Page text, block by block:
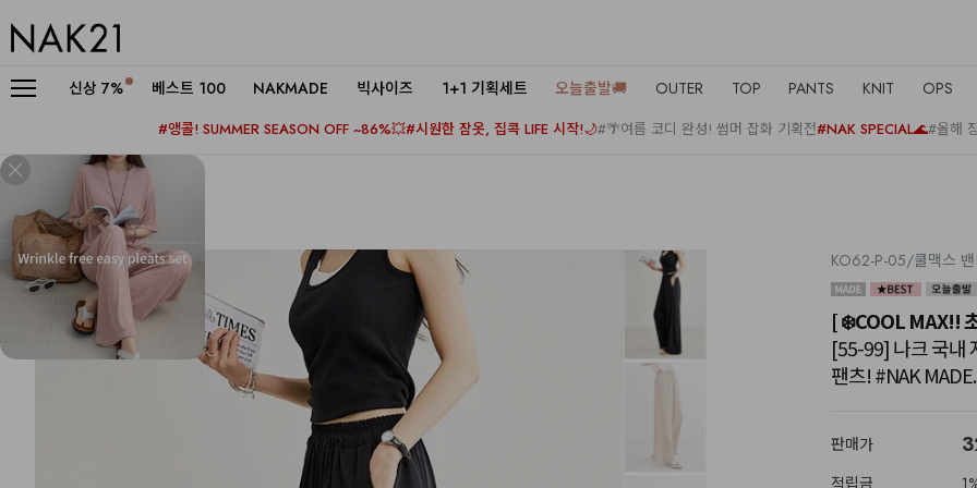
신상 7% 베스트 100 NAKMADE 빅사이즈 1+1 기획세트 오늘출발🚚 OUTER TOP PANTS KNIT OPS
#앵콜! SUMMER SEASON OFF ~86%💥#시원한 잠옷, 집콕 LIFE 시작!🌙#🌴여름 코디 완성! 썸머 잡화 기획전#NAK SPECIAL🌊#올해
KO62-P-05/쿨맥스 밴
[ ❄️COOL MAX!!
[55-99] 나크 국내
팬츠! #NAK MADE.
판매가
적립금